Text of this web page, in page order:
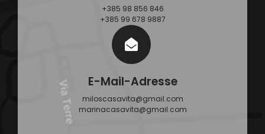
+385 98 856 846
+385 99 678 9887
E-Mail-Adresse
miloscasavita@gmail.com
marinacasavita@gmail.com